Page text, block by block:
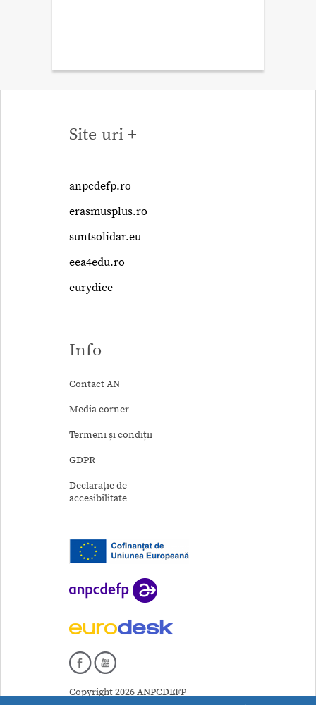
Site-uri +
anpcdefp.ro
erasmusplus.ro
suntsolidar.eu
eea4edu.ro
eurydice
Info
Contact AN
Media corner
Termeni și condiții
GDPR
Declarație de
accesibilitate
Copyright 2026 ANPCDEFP